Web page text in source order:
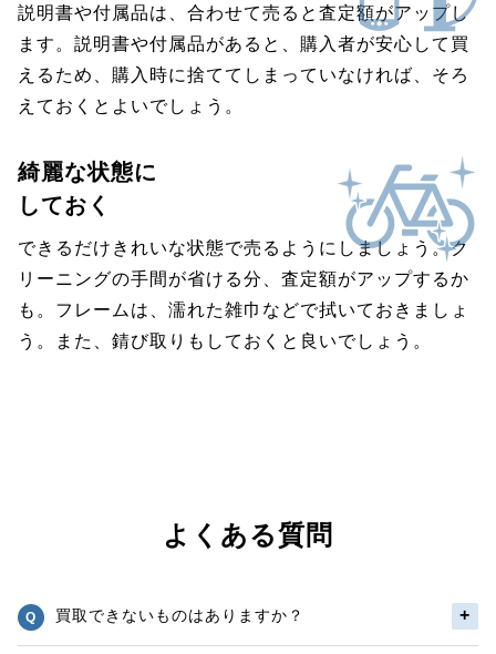
説明書や付属品は、合わせて売ると査定額がアップし
ます。説明書や付属品があると、購入者が安心して買
えるため、購入時に捨ててしまっていなければ、そろ
えておくとよいでしょう。
綺麗な状態に
しておく
できるだけきれいな状態で売るようにしましょう。ク
リーニングの手間が省ける分、査定額がアップするか
も。フレームは、濡れた雑巾などで拭いておきましょ
う。また、錆び取りもしておくと良いでしょう。
よくある質問
買取できないものはありますか？